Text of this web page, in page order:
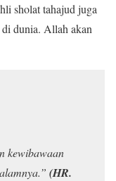
sholat tahajud juga
dunia. Allah akan
kewibawaan
(HR.